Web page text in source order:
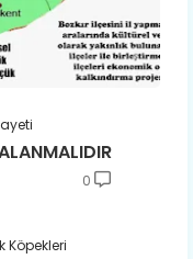
0
Köpekleri